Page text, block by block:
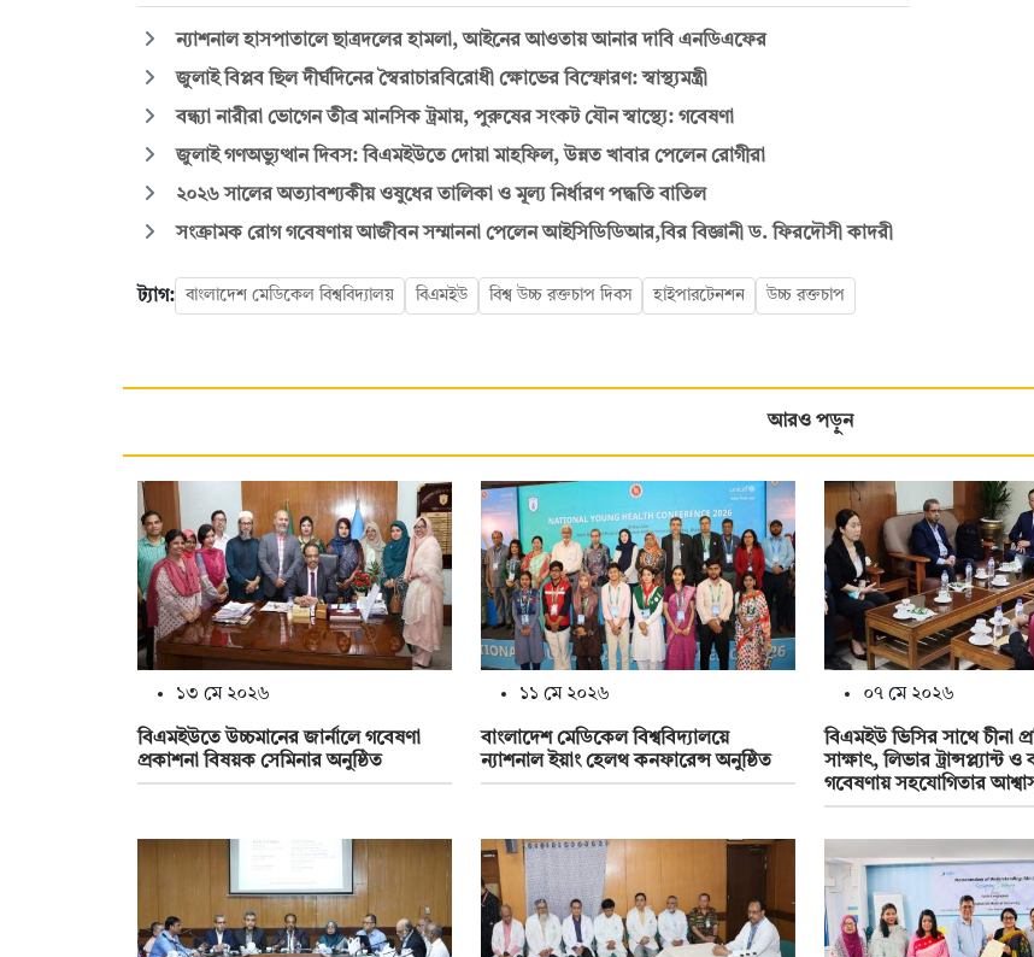
ন্যাশনাল হাসপাতালে ছাত্রদলের হামলা, আইনের আওতায় আনার দাবি এনডিএফের
জুলাই বিপ্লব ছিল দীর্ঘদিনের স্বৈরাচারবিরোধী ক্ষোভের বিস্ফোরণ: স্বাস্থ্যমন্ত্রী
বন্ধ্যা নারীরা ভোগেন তীব্র মানসিক ট্রমায়, পুরুষের সংকট যৌন স্বাস্থ্যে: গবেষণা
জুলাই গণঅভ্যুত্থান দিবস: বিএমইউতে দোয়া মাহফিল, উন্নত খাবার পেলেন রোগীরা
২০২৬ সালের অত্যাবশ্যকীয় ওষুধের তালিকা ও মূল্য নির্ধারণ পদ্ধতি বাতিল
সংক্রামক রোগ গবেষণায় আজীবন সম্মাননা পেলেন আইসিডিডিআর,বির বিজ্ঞানী ড. ফিরদৌসী কাদরী
ট্যাগ: বাংলাদেশ মেডিকেল বিশ্ববিদ্যালয় বিএমইউ বিশ্ব উচ্চ রক্তচাপ দিবস হাইপারটেনশন উচ্চ রক্তচাপ
আরও পড়ুন
১৩ মে ২০২৬
বিএমইউতে উচ্চমানের জার্নালে গবেষণা
প্রকাশনা বিষয়ক সেমিনার অনুষ্ঠিত
১১ মে ২০২৬
বাংলাদেশ মেডিকেল বিশ্ববিদ্যালয়ে
ন্যাশনাল ইয়াং হেলথ কনফারেন্স অনুষ্ঠিত
০৭ মে ২০২৬
বিএমইউ ভিসির সাথে চীনা
সাক্ষাৎ, লিভার ট্রান্সপ্ল্যান্ট ও
গবেষণায় সহযোগিতার